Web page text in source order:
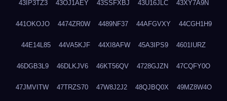
43IP3TZ3 43OJ1AEY 43SSFXBJ 43U16JLC 43XY7A9N
441OKOJO 4474ZR0W 4489NF37 44AFGVXY 44CGH1H9
44E14L85 44VA5KJF 44XI8AFW 45A3IPS9 4601IURZ
46DGB3L9 46DLKJV6 46KT56QV 4728GJZN 47CQFY0O
47JMVITW 47TRZS70 47W8J2J2 48QJBQ0X 49MZ8W4O